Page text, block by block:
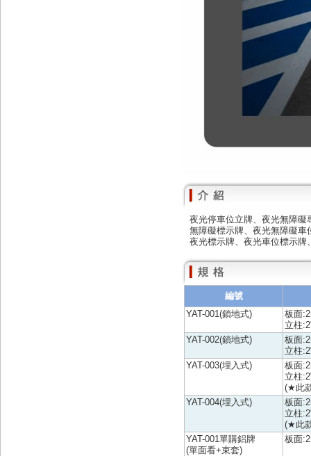
夜光停車位立牌、夜光無障
無障礙標示牌、夜光無障礙
夜光標示牌、夜光車位標示牌
編號
YAT-001(鎖地式)
板面
立柱
YAT-002(鎖地式)
板面
立柱
YAT-003(埋入式)
板面
立柱
(★此
YAT-004(埋入式)
板面
立柱
(★此
YAT-001單購鋁牌
(單面看+束套)
板面